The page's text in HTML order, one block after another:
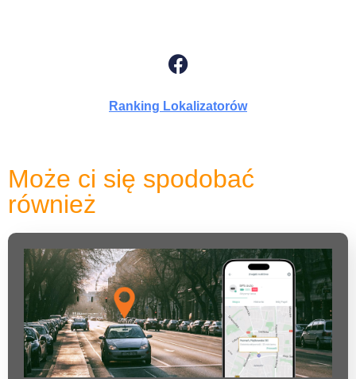
Ranking Lokalizatorów
Może ci się spodobać
również